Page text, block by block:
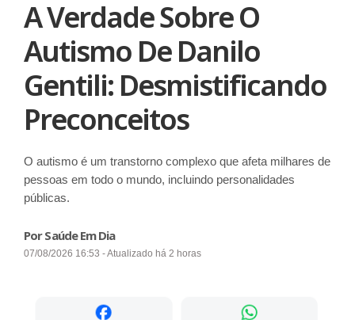
A Verdade Sobre O
Autismo De Danilo
Gentili: Desmistificando
Preconceitos
O autismo é um transtorno complexo que afeta milhares de
pessoas em todo o mundo, incluindo personalidades
públicas.
Por Saúde Em Dia
07/08/2026 16:53 - Atualizado há 2 horas